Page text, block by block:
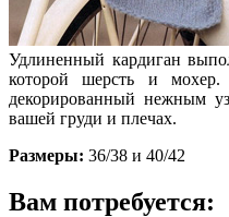
Удлиненный кардиган
которой шерсть и мохер.
декорированный нежным
вашей груди и плечах.
Размеры: 36/38 и 40/42
Вам потребуется: